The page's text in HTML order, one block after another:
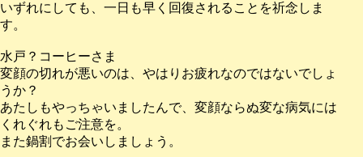
いずれにしても、一日も早く回復されることを祈念しま
す。
水戸？コーヒーさま
変顔の切れが悪いのは、やはりお疲れなのではないでしょ
うか？
あたしもやっちゃいましたんで、変顔ならぬ変な病気には
くれぐれもご注意を。
また鍋割でお会いしましょう。